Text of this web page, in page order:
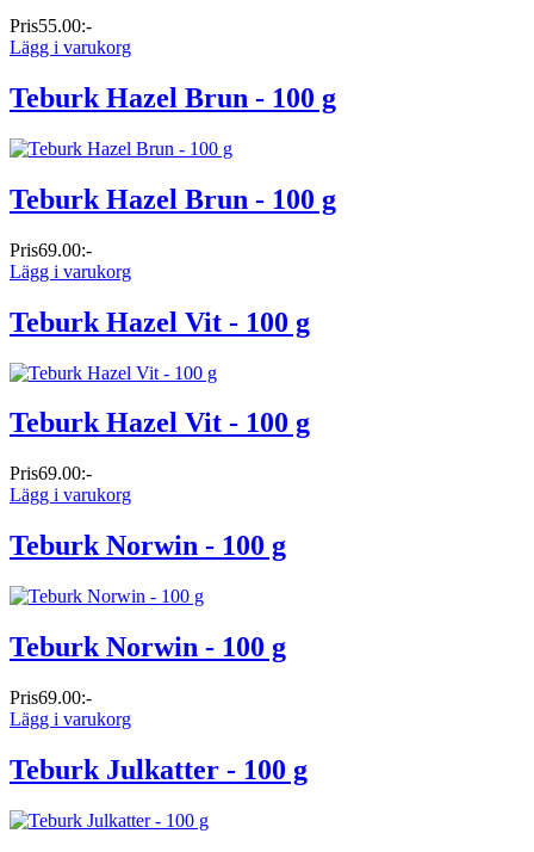
Pris55.00:-
Lägg i varukorg
Teburk Hazel Brun - 100 g
Teburk Hazel Brun - 100 g
Pris69.00:-
Lägg i varukorg
Teburk Hazel Vit - 100 g
Teburk Hazel Vit - 100 g
Pris69.00:-
Lägg i varukorg
Teburk Norwin - 100 g
Teburk Norwin - 100 g
Pris69.00:-
Lägg i varukorg
Teburk Julkatter - 100 g